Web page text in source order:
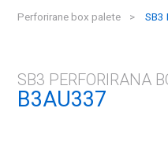
Perforirane box palete SB3
SB3 PERFORIRANA
B3AU337